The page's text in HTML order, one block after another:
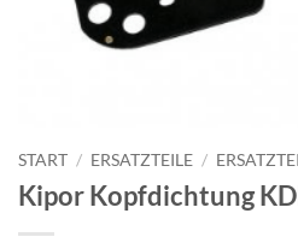
START / ERSATZTEILE /
Kipor Kopfdichtung